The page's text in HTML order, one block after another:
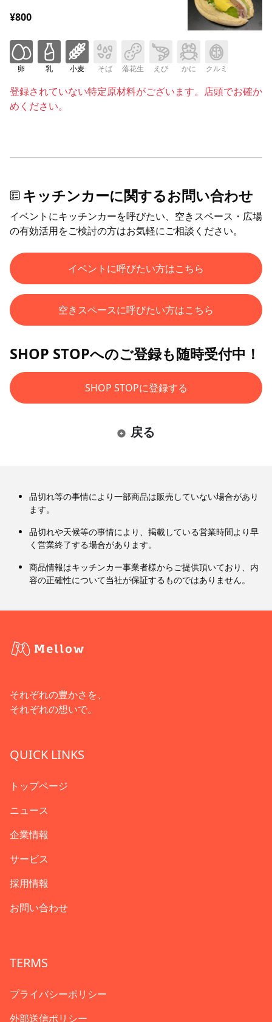
¥800
卵 乳 小麦 そば 落花生 えび かに クルミ
登録されていない特定原材料がございます。店頭でお確か
めください。
キッチンカーに関するお問い合わせ
イベントにキッチンカーを呼びたい、空きスペース・広場
の有効活用をご検討の方はお気軽にご相談ください。
イベントに呼びたい方はこちら
空きスペースに呼びたい方はこちら
SHOP STOPへのご登録も随時受付中！
SHOP STOPに登録する
戻る
品切れ等の事情により一部商品は販売していない場合があり
ます。
品切れや天候等の事情により、掲載している営業時間より早
く営業終了する場合があります。
商品情報はキッチンカー事業者様からご提供頂いており、内
容の正確性について当社が保証するものではありません。
それぞれの豊かさを、
それぞれの想いで。
QUICK LINKS
トップページ
ニュース
企業情報
サービス
採用情報
お問い合わせ
TERMS
プライバシーポリシー
外部送信ポリシー